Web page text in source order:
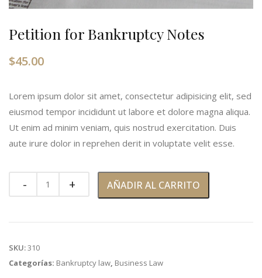
Petition for Bankruptcy Notes
$45.00
Lorem ipsum dolor sit amet, consectetur adipisicing elit, sed
eiusmod tempor incididunt ut labore et dolore magna aliqua.
Ut enim ad minim veniam, quis nostrud exercitation. Duis
aute irure dolor in reprehen derit in voluptate velit esse.
AÑADIR AL CARRITO
SKU:310
Categorías: Bankruptcy law, Business Law